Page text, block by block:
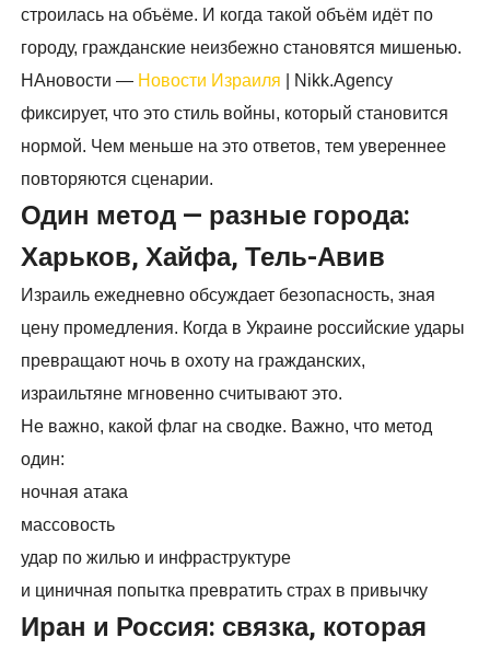
строилась на объёме. И когда такой объём идёт по
городу, гражданские неизбежно становятся мишенью.
НАновости — Новости Израиля | Nikk.Agency
фиксирует, что это стиль войны, который становится
нормой. Чем меньше на это ответов, тем увереннее
повторяются сценарии.
Один метод — разные города:
Харьков, Хайфа, Тель-Авив
Израиль ежедневно обсуждает безопасность, зная
цену промедления. Когда в Украине российские удары
превращают ночь в охоту на гражданских,
израильтяне мгновенно считывают это.
Не важно, какой флаг на сводке. Важно, что метод
один:
ночная атака
массовость
удар по жилью и инфраструктуре
и циничная попытка превратить страх в привычку
Иран и Россия: связка, которая